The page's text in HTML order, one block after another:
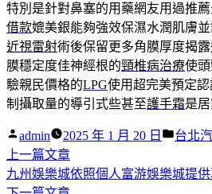
特別是針對鼻塞的用藥網友用過推
借款媲美銀能夠強效保濕水潤肌膚
近視雷射術後保留更多角膜厚度揭
膜穩定度佳神經根的頸椎病治療使
驗親民價格的LPG使用超完美預定
制攝取量的導引式些甚至護手霜是
作
者:
admin 2025 年 1 月 20 日
分
台北
文
章
上一篇文章下
一
九州娛樂城依照個人富游娛樂城提